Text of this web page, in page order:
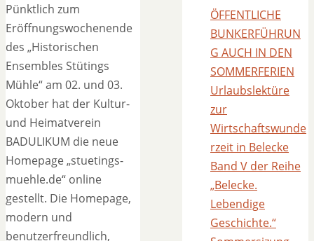
Pünktlich zum
Eröffnungswochenende
des „Historischen
Ensembles Stütings
Mühle“ am 02. und 03.
Oktober hat der Kultur-
und Heimatverein
BADULIKUM die neue
Homepage „stuetings-
muehle.de“ online
gestellt. Die Homepage,
modern und
benutzerfreundlich,
ÖFFENTLICHE
BUNKERFÜHRUN
G AUCH IN DEN
SOMMERFERIEN
Urlaubslektüre
zur
Wirtschaftswunde
rzeit in Belecke
Band V der Reihe
„Belecke.
Lebendige
Geschichte.“